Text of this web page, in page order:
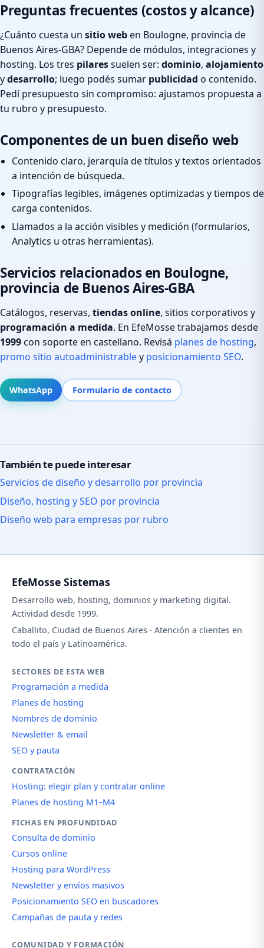
Preguntas frecuentes (costos y alcance)
¿Cuánto cuesta un sitio weben Boulogne, provincia de
Buenos Aires-GBA? Depende de módulos, integraciones y
hosting. Los tres pilaressuelen ser: dominio, alojamiento
ydesarrollo; luego podés sumar publicidad o contenido.
Pedí presupuesto sin compromiso: ajustamos propuesta a
tu rubro y presupuesto.
Componentes de un buen diseño web
Contenido claro, jerarquía de títulos y textos orientados
a intención de búsqueda.
Tipografías legibles, imágenes optimizadas y tiempos de
carga contenidos.
Llamados a la acción visibles y medición (formularios,
Analytics u otras herramientas).
Servicios relacionados en Boulogne,
provincia de Buenos Aires-GBA
Catálogos, reservas, tiendas online, sitios corporativos y
programación a medida. En EfeMosse trabajamos desde
1999con soporte en castellano. Revisá planes de hosting,
promo sitio autoadministrabley posicionamiento SEO.
WhatsApp Formulario de contacto
También te puede interesar
Servicios de diseño y desarrollo por provincia
Diseño, hosting y SEO por provincia
Diseño web para empresas por rubro
EfeMosse Sistemas
Desarrollo web, hosting, dominios y marketing digital.
Actividad desde 1999.
Caballito, Ciudad de Buenos Aires · Atención a clientes en
todo el país y Latinoamérica.
SECTORES DE ESTA WEB
Programación a medida
Planes de hosting
Nombres de dominio
Newsletter & email
SEO y pauta
CONTRATACIÓN
Hosting: elegir plan y contratar online
Planes de hosting M1–M4
FICHAS EN PROFUNDIDAD
Consulta de dominio
Cursos online
Hosting para WordPress
Newsletter y envíos masivos
Posicionamiento SEO en buscadores
Campañas de pauta y redes
COMUNIDAD Y FORMACIÓN